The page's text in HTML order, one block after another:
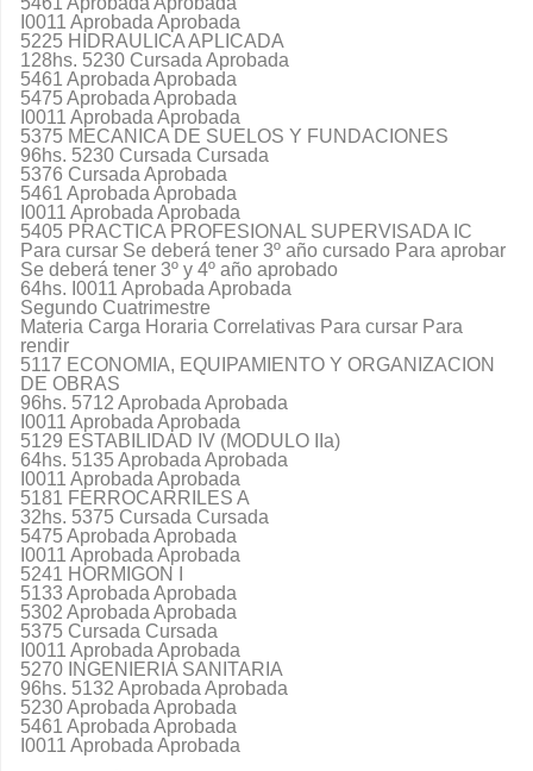
I0011 Aprobada Aprobada
5225 HIDRAULICA APLICADA
128hs. 5230 Cursada Aprobada
5461 Aprobada Aprobada
5475 Aprobada Aprobada
I0011 Aprobada Aprobada
5375 MECANICA DE SUELOS Y FUNDACIONES
96hs. 5230 Cursada Cursada
5376 Cursada Aprobada
5461 Aprobada Aprobada
I0011 Aprobada Aprobada
5405 PRACTICA PROFESIONAL SUPERVISADA IC
Para cursar Se deberá tener 3º año cursado Para aprobar
Se deberá tener 3º y 4º año aprobado
64hs. I0011 Aprobada Aprobada
Segundo Cuatrimestre
Materia Carga Horaria Correlativas Para cursar Para
rendir
5117 ECONOMIA, EQUIPAMIENTO Y ORGANIZACION
DE OBRAS
96hs. 5712 Aprobada Aprobada
I0011 Aprobada Aprobada
5129 ESTABILIDAD IV (MODULO IIa)
64hs. 5135 Aprobada Aprobada
I0011 Aprobada Aprobada
5181 FERROCARRILES A
32hs. 5375 Cursada Cursada
5475 Aprobada Aprobada
I0011 Aprobada Aprobada
5241 HORMIGON I
5133 Aprobada Aprobada
5302 Aprobada Aprobada
5375 Cursada Cursada
I0011 Aprobada Aprobada
5270 INGENIERIA SANITARIA
96hs. 5132 Aprobada Aprobada
5230 Aprobada Aprobada
5461 Aprobada Aprobada
I0011 Aprobada Aprobada